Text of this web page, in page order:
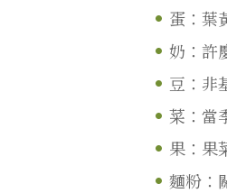
蛋：葉
奶：許
豆：非
菜：當
果：果
麵粉：